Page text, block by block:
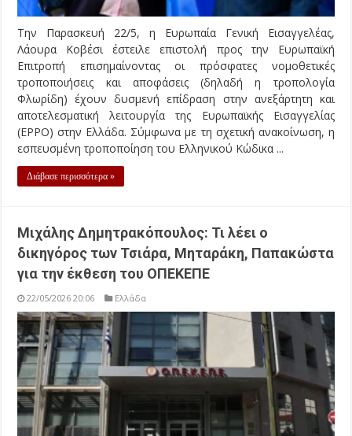
Την Παρασκευή 22/5, η Ευρωπαία Γενική Εισαγγελέας,
Λάουρα Κοβέσι έστειλε επιστολή προς την Ευρωπαϊκή
Επιτροπή επισημαίνοντας οι πρόσφατες νομοθετικές
τροποποιήσεις και αποφάσεις (δηλαδή η τροπολογία
Φλωρίδη) έχουν δυσμενή επίδραση στην ανεξάρτητη και
αποτελεσματική λειτουργία της Ευρωπαϊκής Εισαγγελίας
(EPPO) στην Ελλάδα. Σύμφωνα με τη σχετική ανακοίνωση, η
εσπευσμένη τροποποίηση του Ελληνικού Κώδικα ...
Διάβασε περισσότερα »
Μιχάλης Δημητρακόπουλος: Τι λέει ο
δικηγόρος των Τσιάρα, Μηταράκη, Παπακώστα
για την έκθεση του ΟΠΕΚΕΠΕ
22/05/2026 20:06 Ελλάδα